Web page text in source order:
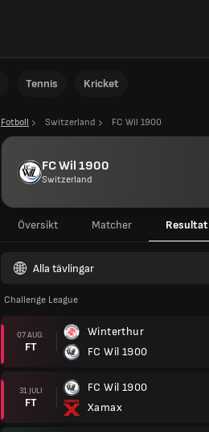
Tennis Kricket
Fotboll Switzerland FC Wil 1900
FC Wil 1900
Switzerland
Översikt Matcher Resultat
Alla tävlingar
Challenge League
07 AUG.
FT
Winterthur
FC Wil 1900
31 JULI
FT
FC Wil 1900
Xamax